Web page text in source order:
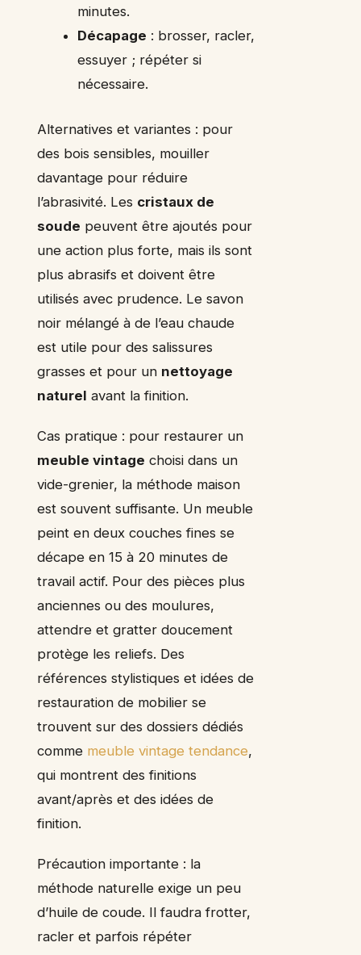
minutes.
Décapage : brosser, racler,
essuyer ; répéter si
nécessaire.
Alternatives et variantes : pour
des bois sensibles, mouiller
davantage pour réduire
l’abrasivité. Les cristaux de
soude peuvent être ajoutés pour
une action plus forte, mais ils sont
plus abrasifs et doivent être
utilisés avec prudence. Le savon
noir mélangé à de l’eau chaude
est utile pour des salissures
grasses et pour un nettoyage
naturel avant la finition.
Cas pratique : pour restaurer un
meuble vintage choisi dans un
vide-grenier, la méthode maison
est souvent suffisante. Un meuble
peint en deux couches fines se
décape en 15 à 20 minutes de
travail actif. Pour des pièces plus
anciennes ou des moulures,
attendre et gratter doucement
protège les reliefs. Des
références stylistiques et idées de
restauration de mobilier se
trouvent sur des dossiers dédiés
comme meuble vintage tendance,
qui montrent des finitions
avant/après et des idées de
finition.
Précaution importante : la
méthode naturelle exige un peu
d’huile de coude. Il faudra frotter,
racler et parfois répéter